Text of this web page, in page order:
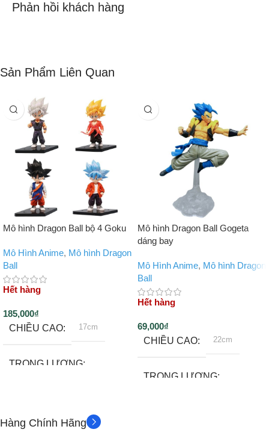
Phản hồi khách hàng
Sản Phẩm Liên Quan
Mô hình Dragon Ball bộ 4 Goku
Mô Hình Anime, Mô hình Dragon
Ball
Hết hàng
185,000₫
CHIỀU CAO
17cm
TRỌNG LƯỢNG
PHỤ KIỆN Đế
Mô hình Dragon Ball Gogeta
dáng bay
Mô Hình Anime, Mô hình Dragon
Ball
Hết hàng
69,000₫
CHIỀU CAO
22cm
TRỌNG LƯỢNG
Hàng Chính Hãng